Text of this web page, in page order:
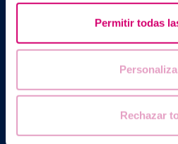
Permitir todas
Rechazar
Barcelona IVF es un Centro
Generalitat de Catalunya autorizado
Reproducción Humana Asistida con